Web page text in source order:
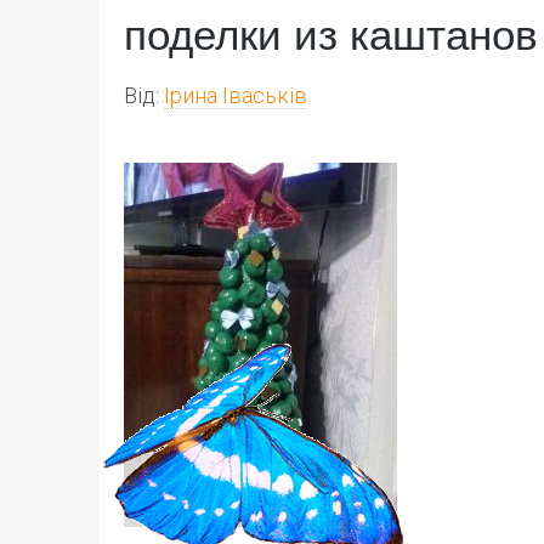
поделки из
Від: Ірина Іваськів